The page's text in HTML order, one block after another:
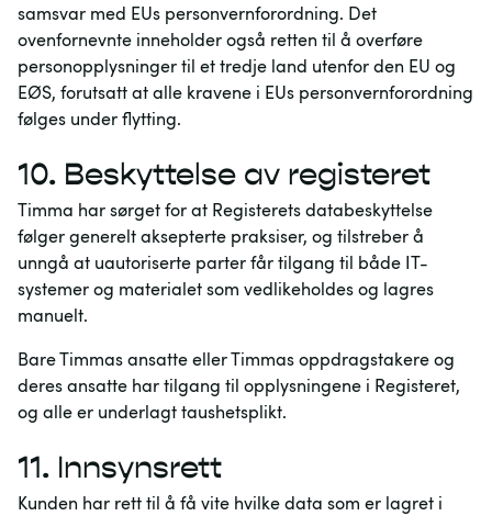
samsvar med EUs personvernforordning. Det
ovenfornevnte inneholder også retten til å overføre
personopplysninger til et tredje land utenfor den EU og
EØS, forutsatt at alle kravene i EUs personvernforordning
følges under flytting.
10. Beskyttelse av registeret
Timma har sørget for at Registerets databeskyttelse
følger generelt aksepterte praksiser, og tilstreber å
unngå at uautoriserte parter får tilgang til både IT-
systemer og materialet som vedlikeholdes og lagres
manuelt.
Bare Timmas ansatte eller Timmas oppdragstakere og
deres ansatte har tilgang til opplysningene i Registeret,
og alle er underlagt taushetsplikt.
11. Innsynsrett
Kunden har rett til å få vite hvilke data som er lagret i